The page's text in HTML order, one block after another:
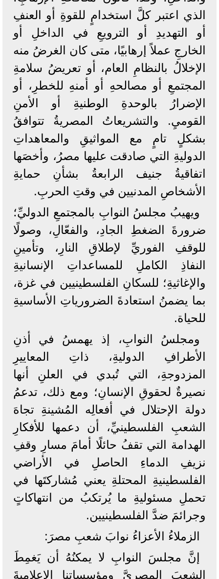
الذي اعتبر كلَّ استخدامٍ للقوةِ أو العنفِ
أو التهديدِ أو الترويعِ في الداخلِ أو
الخارجِ عملاً إرهابيًا، متى كان الغرضُ منه
الإخلالُ بالنظامِ العام، أو تعريضُ سلامةِ
المجتمعِ أو مصالحهِ أو أمنهِ للخطرِ، أو
الإضرارُ بالوحدةِ الوطنيةِ أو الأمنِ
القوميِ. والتشريعاتُ المصريةُ تتوافقُ
بشكلٍ تامٍ مع المواثيقِ والمعاهداتِ
الدوليةِ التي صادقت عليها مصرُ، وأخصَها
اتفاقيةُ جنيف الرابعةُ بشأنِ حمايةِ
الأشخاصِ المدنيين في وقتِ الحربِ.
ويهيبُ مجلسُ النوابِ بالمجتمعِ الدوليِّ؛
ضرورةَ الضغطِ الجادِ، والفعّالِ، وصولًا
للوقفِ الفوريِّ لإطلاقِ النارِ، وتأمينِ
النفاذِ الكاملِ للمساعداتِ الإنسانيةِ
والإغاثيةِ؛ للسكانِ الفلسطينيين في غزة،
بما يضمنُ استعادةَ الضرورياتِ الأساسيةِ
للحياة.
ومجلسُ النوابِ، إذ يهمسُ في أذنِ
الأطرافِ الدوليةِ، ذاتِ المعاييرِ
المزدوجةِ، التي تُبدي في العلنِ أنها
نصيرةٌ لحقوقِ الإنسانِ؛ ومع ذلك، تدعمُ
دولة الإحتلال في أفعالِه المُشينةِ تجاهَ
الشعبِ الفلسطينيِّ، أن دعمها للأفكارِ
الهدامة التي تقفُ حائلًا أمامَ مسارِ وقفِ
نزيفِ الدماءِ الحاصلِ في الأراضي
الفلسطينيةِ المحتلةِ يعني مُشاركتَها في
تحملِ مسئوليةِ ما يُرتكبُ من انتهاكاتٍ
وجرائمَ ضدَّ الفلسطينيين.
الزملاءُ الأعزاءُ نوابَ شعبِ مصرَ:
إنَّ مجلسَ النوابِ لا يمكنُهُ أن يَغمِطَ
الشعبَ المصريَّ ومؤسساتِنا الإعلاميةَ